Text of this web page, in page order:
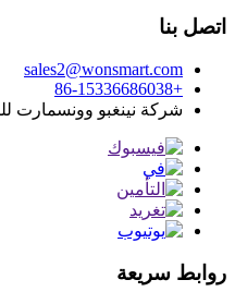
اتصل بنا
sales2@wonsmart.com
+86-15336686038
شركة نينغبو وونسمارت
روابط سريعة